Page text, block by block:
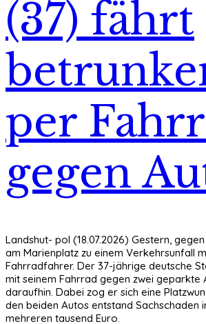
(37) fährt
per
gegen
Landshut- pol (18.07.2026) Gestern,
am Marienplatz zu einem Verkehrsunfall
Fahrradfahrer. Der 37-jährige deutsche
mit seinem Fahrrad gegen zwei geparkte
daraufhin. Dabei zog er sich eine
den beiden Autos entstand Sachschaden
mehreren tausend Euro.